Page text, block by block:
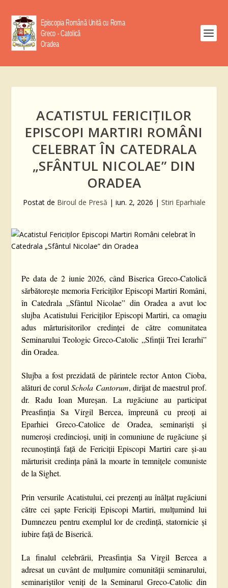
ACATISTUL FERICIȚILOR
EPISCOPI MARTIRI ROMÂNI
CELEBRAT ÎN CATEDRALA
„SFÂNTUL NICOLAE” DIN
ORADEA
Postat de Biroul de Presă | iun. 2, 2026 | Stiri Eparhiale
Pe data de 2 iunie 2026, când Biserica Greco-Catolică
sărbătorește memoria Fericiților Episcopi Martiri Români,
în Catedrala „Sfântul Nicolae” din Oradea a avut loc
slujba Acatistului Fericiților Episcopi Martiri, ca omagiu
adus mărturisitorilor credinței de către comunitatea
Seminarului Teologic Greco-Catolic „Sfinții Trei Ierarhi”
din Oradea.
Slujba a fost prezidată de părintele rector Anton Cioba,
alături de corulSchola Cantorum, dirijat de maestrul prof.
dr. Radu Ioan Mureșan. La rugăciune au participat
Preasfinția Sa Virgil Bercea, împreună cu preoți ai
Eparhiei Greco-Catolice de Oradea, seminariști și
numeroși credincioși, uniți în comuniune de rugăciune și
recunoștință față de Fericiții Episcopi Martiri care și-au
mărturisit credința până la moarte în temnițele comuniste
de la Sighet.
Prin versurile Acatistului, cei prezenți au înălțat rugăciuni
către cei șapte Fericiți Episcopi Martiri, mulțumind lui
Dumnezeu pentru exemplul lor de credință, statornicie și
iubire față de Biserică.
La finalul celebrării, Preasfinția Sa Virgil Bercea a
adresat un cuvânt de mulțumire comunității seminarului,
seminariștilor veniți de la Seminarul Greco-Catolic din